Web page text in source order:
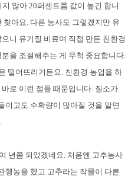
않아 20퍼센트쯤 값이 높긴 합니
아요. 다른 농사도 그렇겠지만 유
니 유기질 비료며 직접 만든 친환경
을 조절해주는 게 무척 중요합니다.
떨어뜨리거든요. 친환경 농업을 하
로 이런 점들 때문입니다. 질소가
이고도 수확량이 많아질 것을 알면
년쯤 되었겠네요. 처음엔 고추농사
행농을 했고 고추라는 작물이 다른